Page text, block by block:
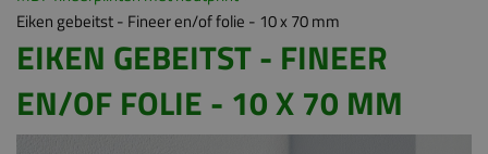
Eiken gebeitst - Fineer en/of folie - 10 x 70 mm
EIKEN GEBEITST - FINEER
EN/OF FOLIE - 10 X 70 MM